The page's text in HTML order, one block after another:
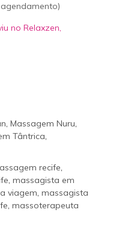
no Relaxzen,
, Massagem Nuru,
Tântrica,
recife,
, massagista em
viagem, massagista
, massoterapeuta